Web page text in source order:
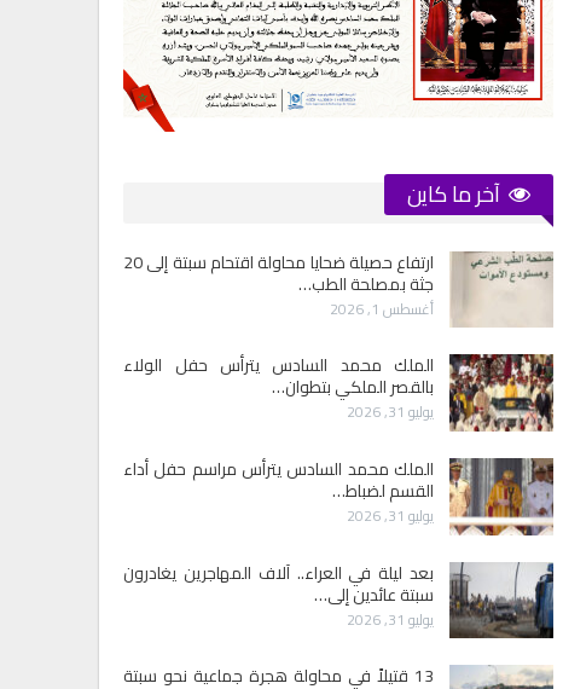
آخر ما كاين
ارتفاع حصيلة ضحايا محاولة اقتحام سبتة إلى 20
جثة بمصلحة الطب…
أغسطس 1, 2026
الملك محمد السادس يترأس حفل الولاء
بالقصر الملكي بتطوان…
يوليو 31, 2026
الملك محمد السادس يترأس مراسم حفل أداء
القسم لضباط…
يوليو 31, 2026
بعد ليلة في العراء.. آلاف المهاجرين يغادرون
سبتة عائدين إلى…
يوليو 31, 2026
13 قتيلاً في محاولة هجرة جماعية نحو سبتة